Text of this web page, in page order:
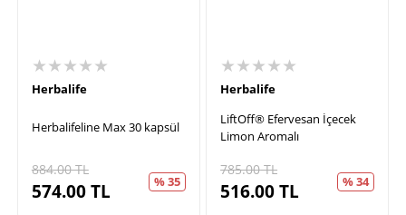
★★★★★
Herbalife
Herbalifeline Max 30 kapsül
884.00TL
574.00TL % 35
★★★★★
Herbalife
LiftOff® Efervesan İçecek
Limon Aromalı
785.00TL
516.00TL % 34